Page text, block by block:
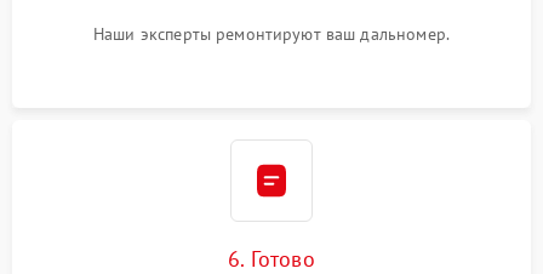
Наши эксперты ремонтируют ваш дальномер.
6. Готово